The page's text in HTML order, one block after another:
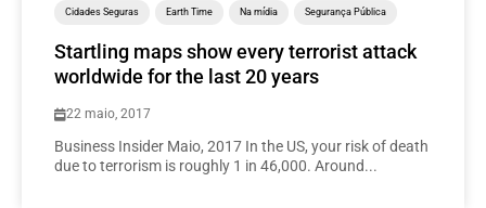
Cidades Seguras Earth Time Na mídia Segurança Pública
Startling maps show every terrorist attack
worldwide for the last 20 years
22 maio, 2017
Business Insider Maio, 2017 In the US, your risk of death
due to terrorism is roughly 1 in 46,000. Around...